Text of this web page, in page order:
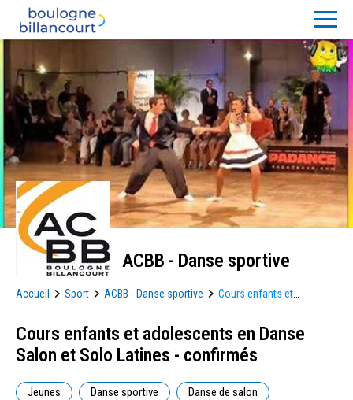
ACBB - Danse sportive
Accueil Sport ACBB - Danse sportive
Cours enfants et
Cours enfants et adolescents en Danse
Salon et Solo Latines - confirmés
Jeunes Danse sportive
Danse de salon